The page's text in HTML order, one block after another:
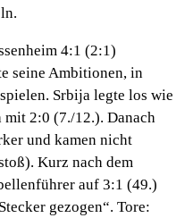
4:1 (2:1)
seine Ambitionen, in
Srbija legte los wie
2:0 (7./12.). Danach
und kamen nicht
Kurz nach dem
auf 3:1 (49.)
gezogen“. Tore: